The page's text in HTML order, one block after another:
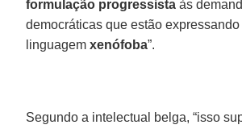
formulação progressista às
democráticas que estão expressando
linguagemxenófoba”.
Segundo a intelectual belga, “isso